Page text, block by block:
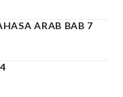
ARAB BAB 7